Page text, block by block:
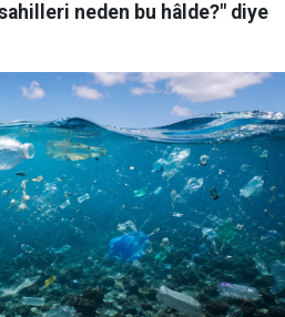
neden bu hâlde?" diye